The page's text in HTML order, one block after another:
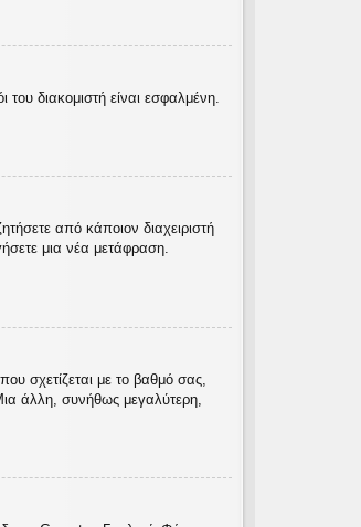
διακομιστή είναι εσφαλμένη.
από κάποιον διαχειριστή
μια νέα μετάφραση.
σχετίζεται με το βαθμό σας,
άλλη, συνήθως μεγαλύτερη,